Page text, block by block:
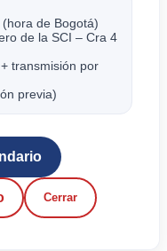
de Bogotá)
de la SCI – Cra 4
transmisión por
previa)
Cerrar